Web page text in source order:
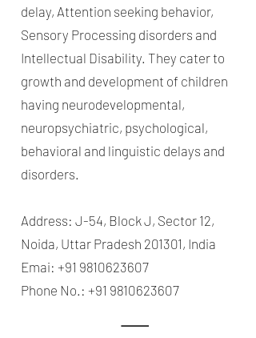
delay, Attention seeking behavior,
Sensory Processing disorders and
Intellectual Disability. They cater to
growth and development of children
having neurodevelopmental,
neuropsychiatric, psychological,
behavioral and linguistic delays and
disorders.
Address: J-54, Block J, Sector 12,
Noida, Uttar Pradesh 201301, India
Emai: +91 9810623607
Phone No.: +91 9810623607